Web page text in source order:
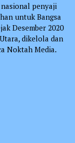
penyaji
untuk Bangsa
Desember 2020
dikelola dan
Noktah Media.